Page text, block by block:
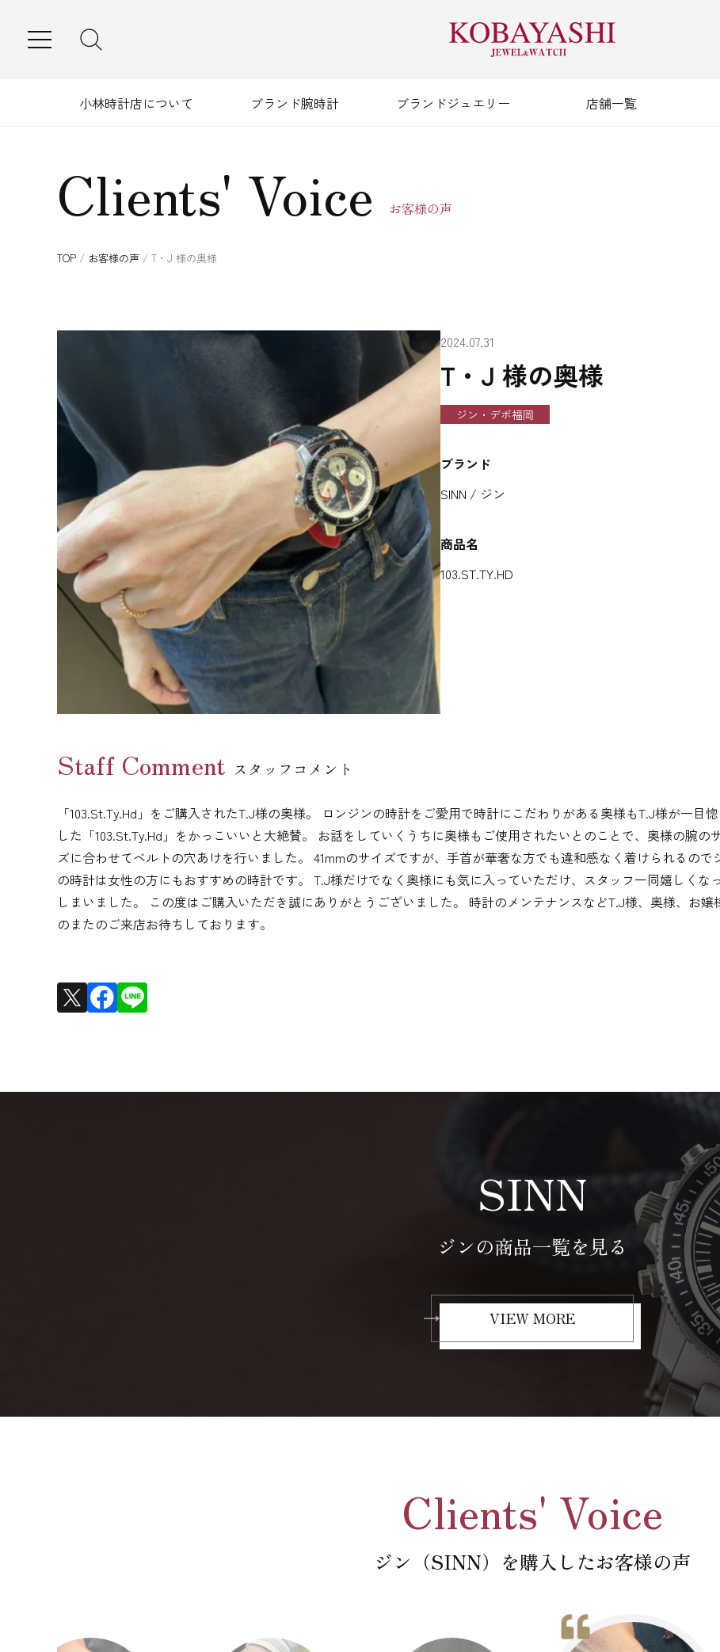
小林時計店について ブランド腕時計 ブランドジュエリー 店舗一覧
Clients' Voice お客様の声
TOP / お客様の声 / T・J 様の奥様
2024.07.31
T・J 様の奥様
ジン・デポ福岡
ブランド
SINN / ジン
商品名
103.ST.TY.HD
Staff Comment スタッフコメント
「103.St.Ty.Hd」をご購入されたT.J様の奥様。 ロンジンの時計をご愛用で時計にこだわりがある奥様もT.J様が一目
した「103.St.Ty.Hd」をかっこいいと大絶賛。 お話をしていくうちに奥様もご使用されたいとのことで、奥様の腕の
ズに合わせてベルトの穴あけを行いました。 41mmのサイズですが、手首が華奢な方でも違和感なく着けられるので
の時計は女性の方にもおすすめの時計です。 T.J様だけでなく奥様にも気に入っていただけ、スタッフ一同嬉しくな
しまいました。 この度はご購入いただき誠にありがとうございました。 時計のメンテナンスなどT.J様、奥様、お嬢
のまたのご来店お待ちしております。
SINN
ジンの商品一覧を見る
VIEW MORE
Clients' Voice
ジン（SINN）を購入したお客様の声